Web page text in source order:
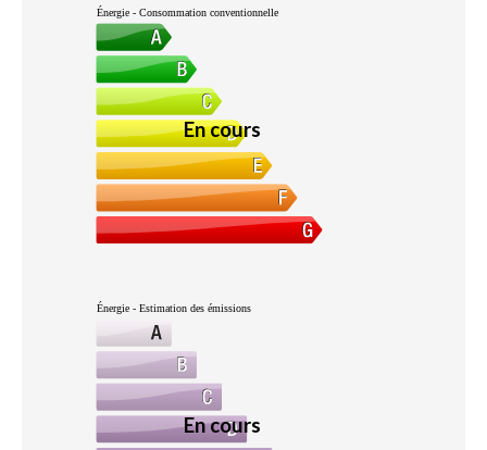
Énergie - Consommation conventionnelle
En cours
Énergie - Estimation des émissions
En cours